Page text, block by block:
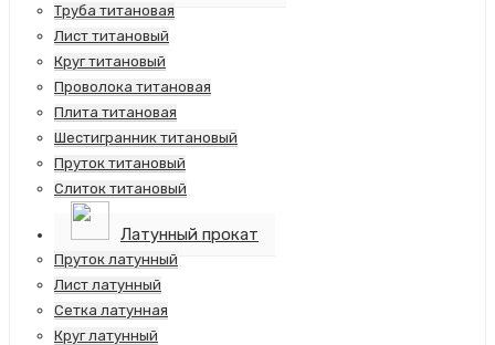
Труба титановая
Лист титановый
Круг титановый
Проволока титановая
Плита титановая
Шестигранник титановый
Пруток титановый
Слиток титановый
Латунный прокат
Пруток латунный
Лист латунный
Сетка латунная
Круг латунный